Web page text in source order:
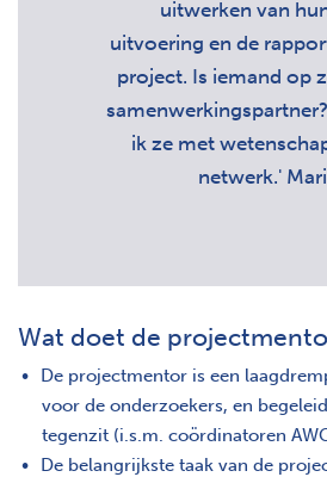
uitwerken van
uitvoering en de
project. Is iemand op
ik ze met
netwerk.'
Wat doet de
De projectmentor is een
voor de onderzoekers, en
tegenzit (i.s.m. coördinatoren
De belangrijkste taak van de